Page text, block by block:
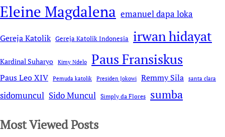
Eleine Magdalena emanuel dapa loka
Gereja Katolik Gereja Katolik Indonesia irwan hidayat
Kardinal Suharyo Kimy Ndelo Paus Fransiskus
Paus Leo XIV Pemuda katolik Presiden Jokowi Remmy Sila santa clara
sidomuncul Sido Muncul Simply da Flores sumba
Most Viewed Posts